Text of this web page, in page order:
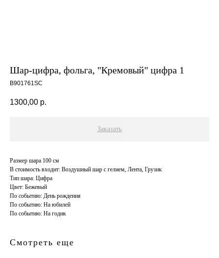
Шар-цифра, фольга, "Кремовый" цифра 1
B901761SC
1300,00 р.
Заказать
Размер шара 100 см
В стоимость входит: Воздушный шар с гелием, Лента, Грузик
Тип шара: Цифра
Цвет: Бежевый
По событию: День рождения
По событию: На юбилей
По событию: На годик
Смотреть еще